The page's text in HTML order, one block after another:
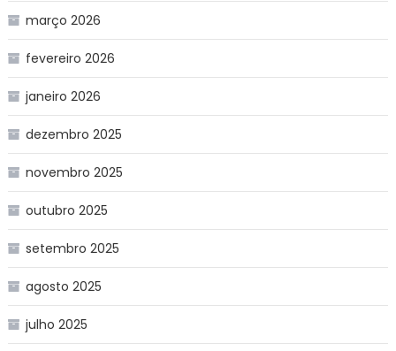
março 2026
fevereiro 2026
janeiro 2026
dezembro 2025
novembro 2025
outubro 2025
setembro 2025
agosto 2025
julho 2025